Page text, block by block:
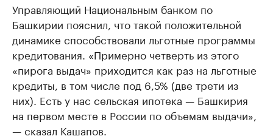
Управляющий Национальным банком по
Башкирии пояснил, что такой положительной
динамике способствовали льготные программы
кредитования. «Примерно четверть из этого
«пирога выдач» приходится как раз на льготные
кредиты, в том числе под 6,5% (две трети из
них). Есть у нас сельская ипотека — Башкирия
на первом месте в России по объемам выдачи»,
— сказал Кашапов.